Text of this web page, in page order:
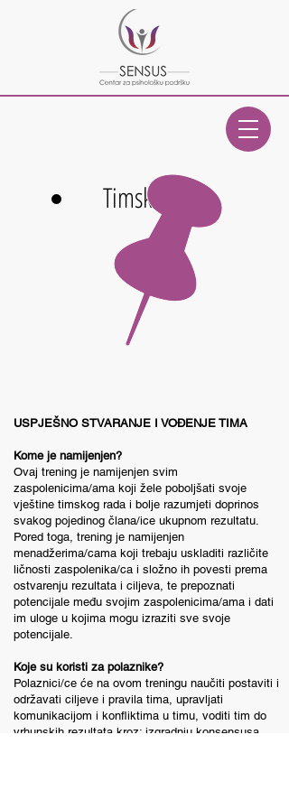
Timski rad
USPJEŠNO STVARANJE I VOÐENJE TIMA
Kome je namijenjen?
Ovaj trening je namijenjen svim
zaspolenicima/ama koji žele poboljšati svoje
vještine timskog rada i bolje razumjeti doprinos
svakog pojedinog člana/ice ukupnom rezultatu.
Pored toga, trening je namijenjen
menadžerima/cama koji trebaju uskladiti različite
ličnosti zaspolenika/ca i složno ih povesti prema
ostvarenju rezultata i ciljeva, te prepoznati
potencijale među svojim zaspolenicima/ama i dati
im uloge u kojima mogu izraziti sve svoje
potencijale.
Koje su koristi za polaznike?
Polaznici/ce će na ovom treningu naučiti postaviti i
održavati ciljeve i pravila tima, upravljati
komunikacijom i konfliktima u timu, voditi tim do
vrhunskih rezultata kroz: izgradnju konsensusa,